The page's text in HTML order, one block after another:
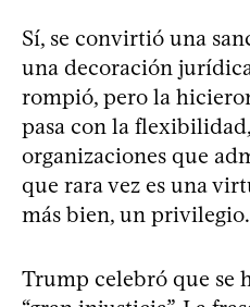
Sí, se convirtió una
una decoración
rompió, pero la
pasa con la
organizaciones que
que rara vez es una
más bien, un privilegio.
Trump celebró que se